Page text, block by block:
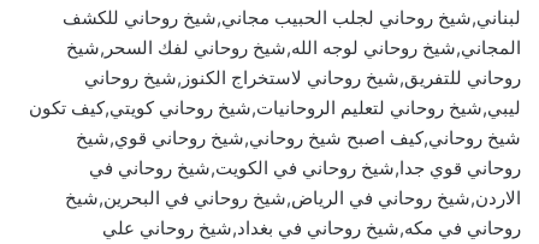
لبناني,شيخ روحاني لجلب الحبيب مجاني,شيخ روحاني للكشف
المجاني,شيخ روحاني لوجه الله,شيخ روحاني لفك السحر,شيخ
روحاني للتفريق,شيخ روحاني لاستخراج الكنوز,شيخ روحاني
ليبي,شيخ روحاني لتعليم الروحانيات,شيخ روحاني كويتي,كيف تكون
شيخ روحاني,كيف اصبح شيخ روحاني,شيخ روحاني قوي,شيخ
روحاني قوي جدا,شيخ روحاني في الكويت,شيخ روحاني في
الاردن,شيخ روحاني في الرياض,شيخ روحاني في البحرين,شيخ
روحاني في مكه,شيخ روحاني في بغداد,شيخ روحاني علي